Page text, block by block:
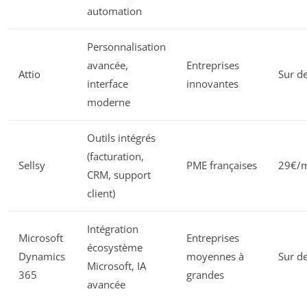
automation
Attio
Personnalisation
avancée,
interface
moderne
Entreprises
innovantes
Sur
Sellsy
Outils intégrés
(facturation,
CRM, support
client)
PME françaises 29€/
Microsoft
Dynamics
365
Intégration
écosystème
Microsoft, IA
avancée
Entreprises
moyennes à
grandes
Sur